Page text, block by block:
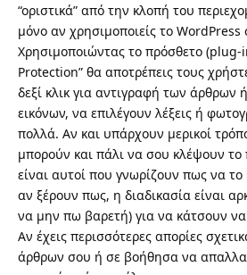
“οριστικά” από την κλοπή του
μόνο αν χρησιμοποιείς το
Χρησιμοποιώντας το πρόσθετο (plug-
Protection” θα αποτρέπεις τους
δεξί κλικ για αντιγραφή των
εικόνων, να επιλέγουν λέξεις ή
πολλά. Αν και υπάρχουν μερικοί
μπορούν και πάλι να σου κλέψουν το
είναι αυτοί που γνωρίζουν πως να
αν ξέρουν πως, η διαδικασία είναι
να μην πω βαρετή) για να κάτσουν
Αν έχεις περισσότερες απορίες
άρθρων σου ή σε βοήθησα να